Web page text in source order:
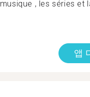
, les séries et
앱